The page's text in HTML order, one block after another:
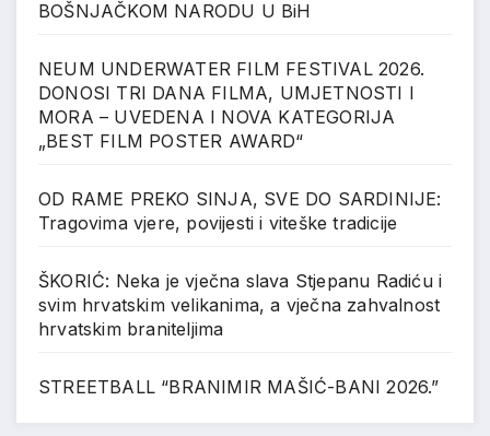
BOŠNJAČKOM NARODU U BiH
NEUM UNDERWATER FILM FESTIVAL 2026.
DONOSI TRI DANA FILMA, UMJETNOSTI I
MORA – UVEDENA I NOVA KATEGORIJA
„BEST FILM POSTER AWARD“
OD RAME PREKO SINJA, SVE DO SARDINIJE:
Tragovima vjere, povijesti i viteške tradicije
ŠKORIĆ: Neka je vječna slava Stjepanu Radiću i
svim hrvatskim velikanima, a vječna zahvalnost
hrvatskim braniteljima
STREETBALL “BRANIMIR MAŠIĆ-BANI 2026.”